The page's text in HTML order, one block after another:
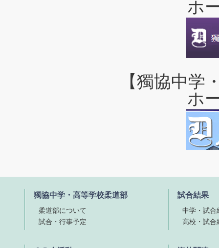
ホ
【獨協中学
ホ
獨協中学・高等学校柔道部
柔道部について
試合・行事予定
試合結果
中学・試合
高校・試合